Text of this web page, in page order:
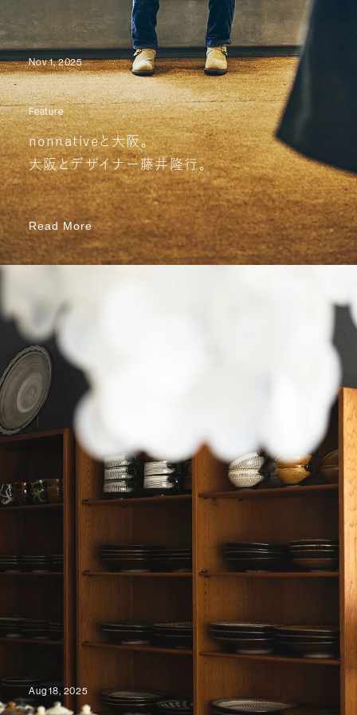
Nov 1, 2025
Feature
nonnativeと大阪。
大阪とデザイナー藤井隆行。
Read More
Read More
Aug 18, 2025